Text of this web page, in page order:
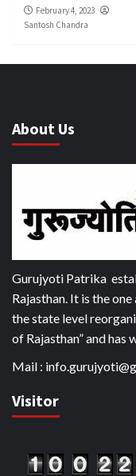
February 4, 2023
Santosh Chandra
About Us
Gurujyoti Patrika
Rajasthan. It is the
the state level
of Rajasthan” and has
Mail :
Visitor